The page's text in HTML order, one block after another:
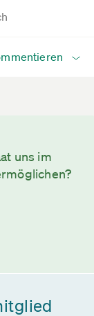
uns im